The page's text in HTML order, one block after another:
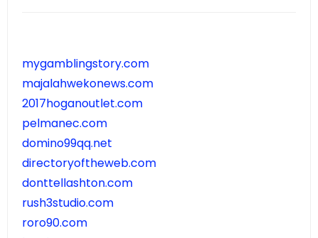
mygamblingstory.com
majalahwekonews.com
2017hoganoutlet.com
pelmanec.com
domino99qq.net
directoryoftheweb.com
donttellashton.com
rush3studio.com
roro90.com